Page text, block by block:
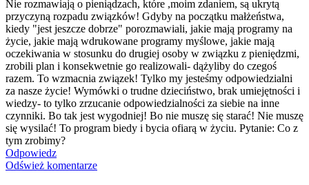
Nie rozmawiają o pieniądzach, które ,moim zdaniem, są ukrytą
przyczyną rozpadu związków! Gdyby na początku małżeństwa,
kiedy "jest jeszcze dobrze" porozmawiali, jakie mają programy na
życie, jakie mają wdrukowane programy myślowe, jakie mają
oczekiwania w stosunku do drugiej osoby w związku z pieniędzmi,
zrobili plan i konsekwetnie go realizowali- dążyliby do czegoś
razem. To wzmacnia związek! Tylko my jesteśmy odpowiedzialni
za nasze życie! Wymówki o trudne dzieciństwo, brak umiejętności i
wiedzy- to tylko zrzucanie odpowiedzialności za siebie na inne
czynniki. Bo tak jest wygodniej! Bo nie muszę się starać! Nie muszę
się wysilać! To program biedy i bycia ofiarą w życiu. Pytanie: Co z
tym zrobimy?
Odpowiedz
Odśwież komentarze